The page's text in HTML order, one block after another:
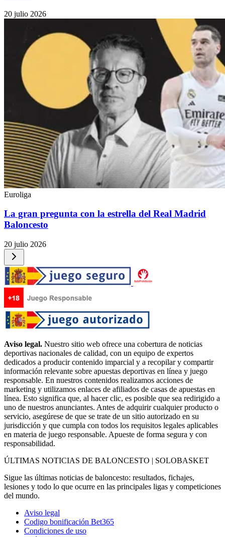
20 julio 2026
Euroliga
La gran pregunta con la estrella del Real Madrid
Baloncesto
20 julio 2026
Aviso legal. Nuestro sitio web ofrece una cobertura de noticias
deportivas nacionales de calidad, con un equipo de expertos
dedicados a producir contenido imparcial y a recopilar y compartir
información relevante sobre apuestas deportivas en línea y juego
responsable. En nuestros contenidos realizamos acciones de
marketing y utilizamos enlaces de afiliados de casas de apuestas en
línea. Esto significa que, al hacer clic, es posible que sea redirigido a
uno de nuestros anunciantes. Antes de adquirir cualquier producto o
servicio, asegúrese de que se trate de un sitio autorizado en su
jurisdicción y que cumpla con todos los requisitos legales aplicables
en materia de juego responsable. Apueste de forma segura y con
responsabilidad.
ÚLTIMAS NOTICIAS DE BALONCESTO | SOLOBASKET
Sigue las últimas noticias de baloncesto: resultados, fichajes,
lesiones y todo lo que ocurre en las principales ligas y competiciones
del mundo.
Aviso legal
Codigo bonificación Bet365
Condiciones de uso